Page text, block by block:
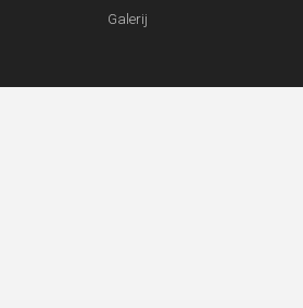
Galerij